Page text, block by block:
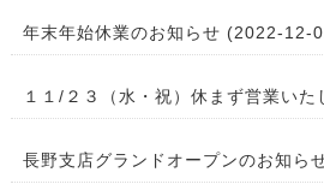
年末年始休業のお知らせ (2022-12-
１１/２３（水・祝）休まず営業い
長野支店グランドオープンのお知ら